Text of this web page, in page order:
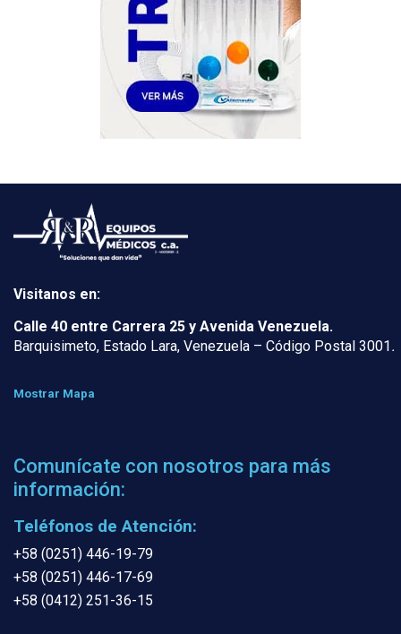
Visitanos en:
Calle 40 entre Carrera 25 y Avenida Venezuela.
Barquisimeto, Estado Lara, Venezuela – Código Postal 3001.
Mostrar Mapa
Comunícate con nosotros para más
información:
Teléfonos de Atención:
+58 (0251) 446-19-79
+58 (0251) 446-17-69
+58 (0412) 251-36-15